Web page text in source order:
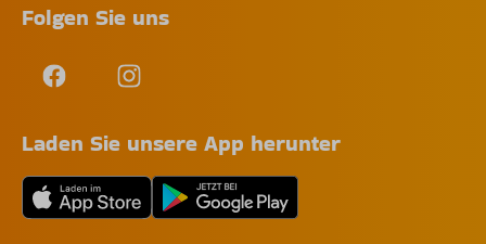
Folgen Sie uns
Laden Sie unsere App herunter